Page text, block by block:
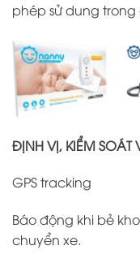
phép sử dung
ĐỊNH VỊ, KIỂM
GPS tracking
Báo động khi bẻ
chuyển xe.